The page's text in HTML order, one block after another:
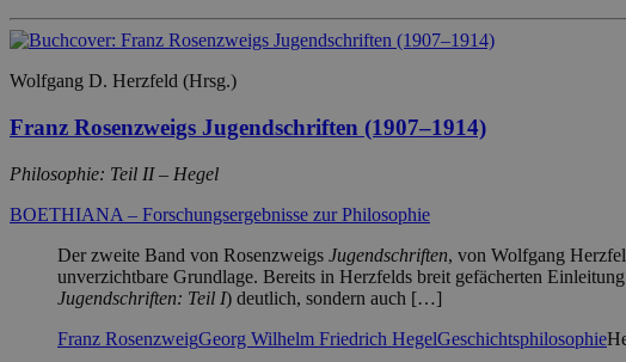
Wolfgang D. Herzfeld (Hrsg.)
Franz Rosenzweigs Jugendschriften (1907–1914)
Philosophie: Teil II – Hegel
BOETHIANA – Forschungsergebnisse zur Philosophie
Der zweite Band von Rosenzweigs Jugendschriften, von Wolfgang
unverzichtbare Grundlage. Bereits in Herzfelds breit gefächerten
Jugendschriften: Teil I) deutlich, sondern auch […]
Franz RosenzweigGeorg Wilhelm Friedrich HegelGeschichtsphilosophie